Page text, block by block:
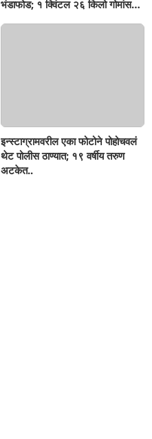
भंडाफोड; १ क्विंटल २६ किलो गोमांस
इन्स्टाग्रामवरील एका फोटोने पोहोचवलं
थेट पोलीस ठाण्यात; १९ वर्षीय तरुण
अटकेत..